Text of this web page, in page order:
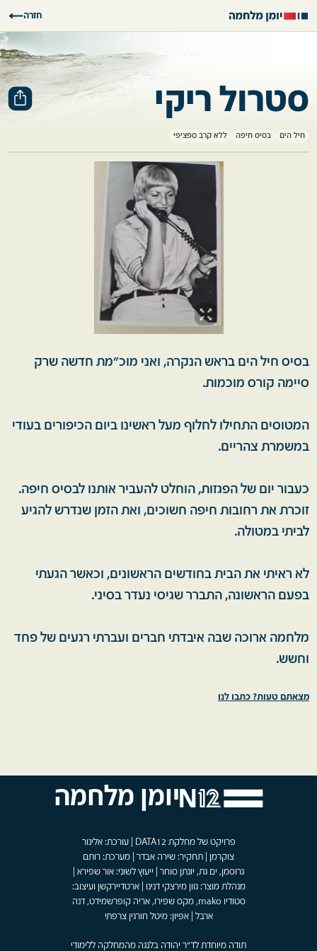
חזרה
סטרול ריקי
חיל הים בסיס חיפה ללא קרב ספציפי
בסיס חיל הים בראש הנקרה, ואני מוכ"מת חדשה שרק
סיימה קורס מוכמות.
המטוסים התחילו לחלוף מעל ראשינו ביום הכיפורים בעודי
במשמרת צהריים.
כעבור יום של הפגזות, הוחלט להעביר אותנו לבסיס חיפה.
זוכרת את רחובות חיפה חשוכים, ואת הזמן שנדרש להגיע
לביתי במטולה.
לא ראיתי את הבית בחודשים הראשונים, וכאשר הגעתי
בפעם הראשונה, התברר שגיסי נעדר בסיני.
מלחמה ארוכה שבה איבדתי חברים ועברתי רגעים של פחד
וחשש.
מצאתם טעות? כתבו לנו
יומן מלחמה
פרויקט של מחלקת DATA12 | עורכת: אלינור
צוקרמן | תחקיר: שירה אבדר | מערכת: רותם
גרוסמן, ים גת, יונתן סוחר | ייעוץ לשוני: אור שפירא |
מנהלת מוצר: גוון מירצקי דנינו | ארטדיירקשן ועיצוב:
סטודיו mako, מקס שפירו, אריה קופרשמידט, דנה
ארבל | אפיון: מיטל חורגין צרפתי
תודה מיוחדת לד"ר יהודה בלנגה מהמחלקה ללימודי